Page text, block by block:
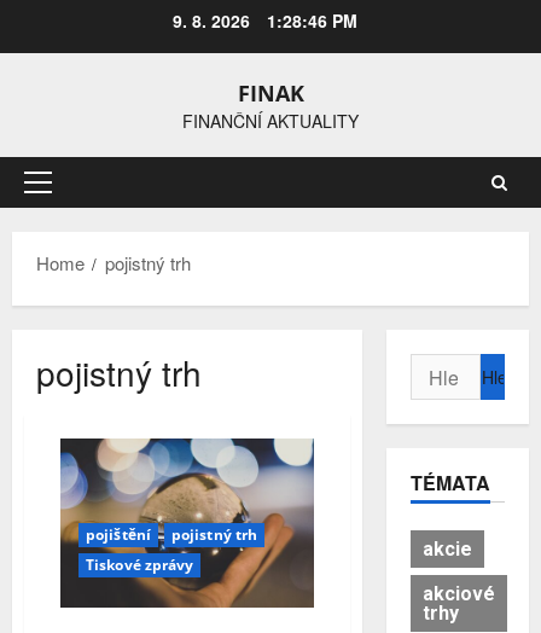
content
9. 8. 2026 1:28:47 PM
FINAK
FINANČNÍ AKTUALITY
Primary
Home
pojistný trh
pojistný trh
pojištění
pojistný trh
Tiskové zprávy
Vyhledávání
TÉMATA
akcie
akciové
trhy